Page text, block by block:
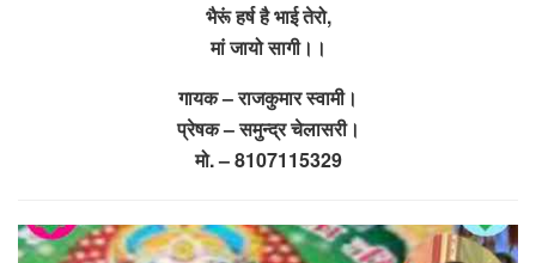
भैरूं हर्ष है भाई तेरो,
मां जायो सागी।।
गायक – राजकुमार स्वामी।
प्रेषक – समुन्द्र चेलासरी।
मो. – 8107115329